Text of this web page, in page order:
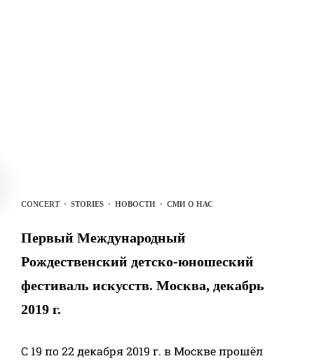
CONCERT· STORIES · НОВОСТИ · СМИ О НАС
Первый Международный
Рождественский детско-юношеский
фестиваль искусств. Москва, декабрь
2019 г.
С 19 по 22 декабря 2019 г. в Москве прошёл